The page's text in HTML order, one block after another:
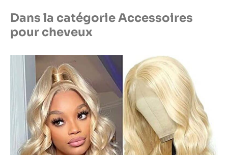
Dans la catégorie Accessoires
pour cheveux